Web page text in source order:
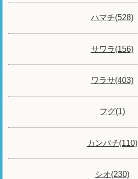
ハマチ(528)
サワラ(156)
ワラサ(403)
フグ(1)
カンパチ(110)
シオ(230)